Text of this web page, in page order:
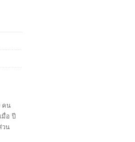
คน
มื่อ ปี
วน